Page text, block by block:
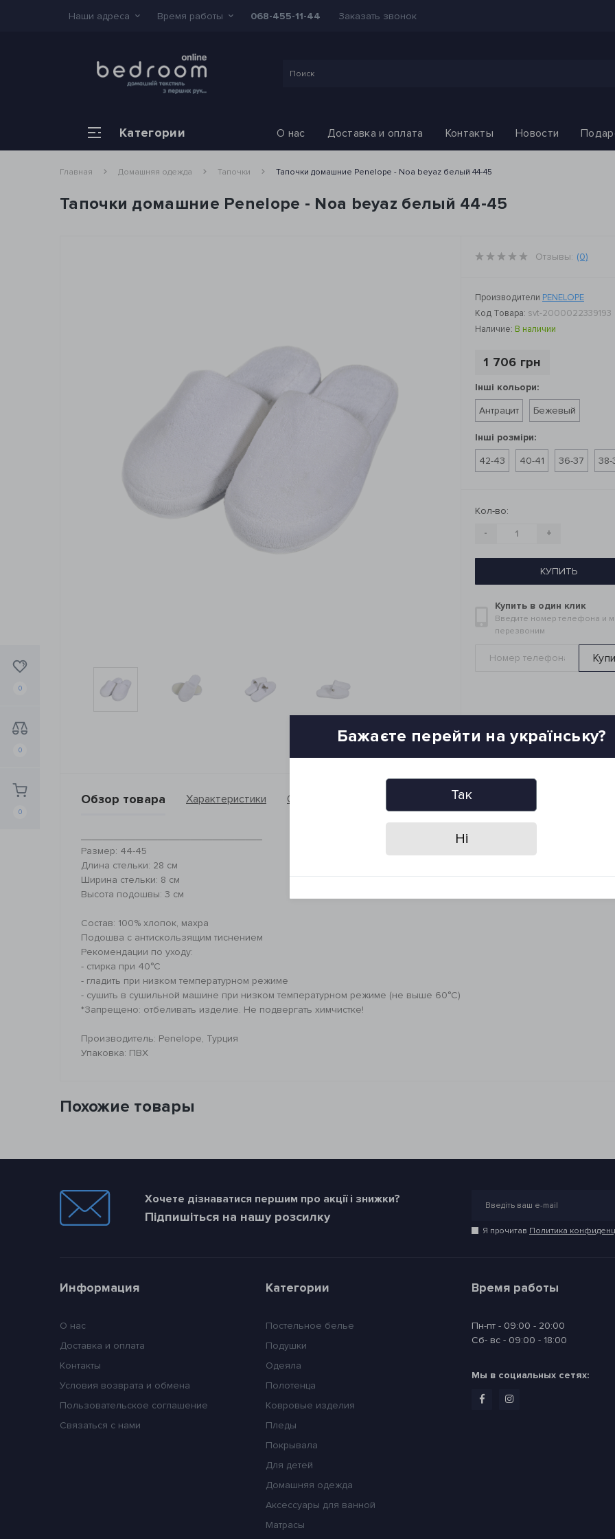
0
0
0
Наши адреса Время работы 068-455-11-44 Заказать звонок
Категории О нас Доставка и оплата Контакты Новости
Главная Домашняя одежда Тапочки Тапочки домашние Penelope - Noa beyaz белый 44-45
Тапочки домашние Penelope - Noa beyaz белый 44-45
Отзывы: (0)
Производители PENELOPE
Код Товара: svt-2000022339193
Наличие: В наличии
1 706 грн
Інші кольори:
Антрацит
Бежевый
Інші розміри:
42-43
40-41 36-37 38-
Кол-во:
- +
КУПИТЬ
Купить в один клик
Введите номер телефона и
перезвоним
Обзор товара Характеристики Отзывов (0)
Размер: 44-45
Длина стельки: 28 см
Ширина стельки: 8 см
Высота подошвы: 3 см
Состав: 100% хлопок, махра
Подошва с антискользящим тиснением
Рекомендации по уходу:
- стирка при 40°C
- гладить при низком температурном режиме
- сушить в сушильной машине при низком температурном режиме (не выше 60°C)
*Запрещено: отбеливать изделие. Не подвергать химчистке!
Производитель: Penelope, Турция
Упаковка: ПВХ
Похожие товары
Хочете дізнаватися першим про акції і знижки?
Підпишіться на нашу розсилку
Я прочитав Политика
Информация
О нас
Доставка и оплата
Контакты
Условия возврата и обмена
Пользовательское соглашение
Связаться с нами
Категории
Постельное белье
Подушки
Одеяла
Полотенца
Ковровые изделия
Пледы
Покрывала
Для детей
Домашняя одежда
Аксессуары для ванной
Матрасы
Время работы
Пн-пт - 09:00 - 20:00
Сб- вс - 09:00 - 18:00
Мы в социальных сетях:
Бажаєте перейти на українську?
Так
Ні